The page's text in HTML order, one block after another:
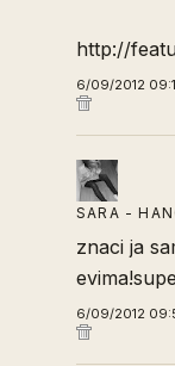
http://
6/09/2012
SARA -
znaci ja
6/09/2012